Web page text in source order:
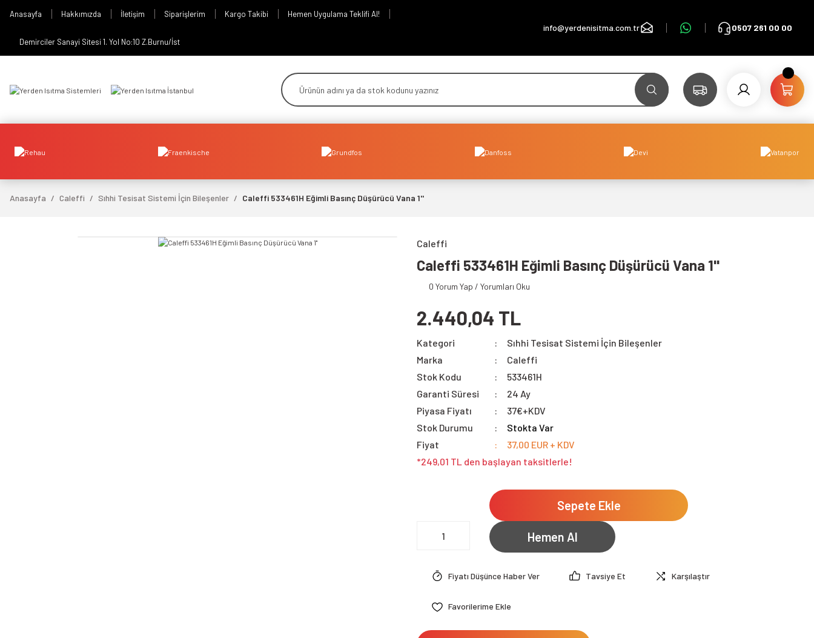
Anasayfa Hakkımızda İletişim Siparişlerim Kargo Takibi Hemen Uygulama Teklifi Al!
Demirciler Sanayi Sitesi 1. Yol No:10 Z.Burnu/İst
info@yerdenisitma.com.tr 0507 261 00 00
Anasayfa Caleffi Sıhhi Tesisat Sistemi İçin Bileşenler Caleffi 533461H Eğimli Basınç Düşürücü Vana 1''
Caleffi
Caleffi 533461H Eğimli Basınç Düşürücü Vana 1''
0 Yorum Yap / Yorumları Oku
2.440,04 TL
Kategori
Sıhhi Tesisat Sistemi İçin Bileşenler
Marka
Caleffi
Stok Kodu
533461H
Garanti Süresi
24 Ay
Piyasa Fiyatı
37€+KDV
Stok Durumu
Stokta Var
Fiyat
37,00 EUR + KDV
*249,01 TL den başlayan taksitlerle!
Sepete Ekle
Hemen Al
Fiyatı Düşünce Haber Ver Tavsiye Et Karşılaştır